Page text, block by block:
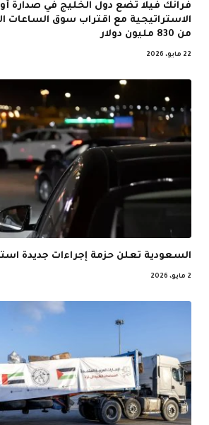
فرانك فيلا تضع دول الخليج في صدارة
الاستراتيجية مع اقتراب سوق الساعات
من 830 مليون دولار
22 مايو، 2026
السعودية تعلن حزمة إجراءات جديدة
2 مايو، 2026